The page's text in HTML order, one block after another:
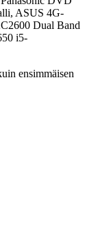
ASUS 4G-
Dual Band
i5-
ensimmäisen